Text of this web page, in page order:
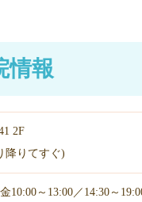
情報
2F
降りてすぐ)
10:00～13:00／14:30～